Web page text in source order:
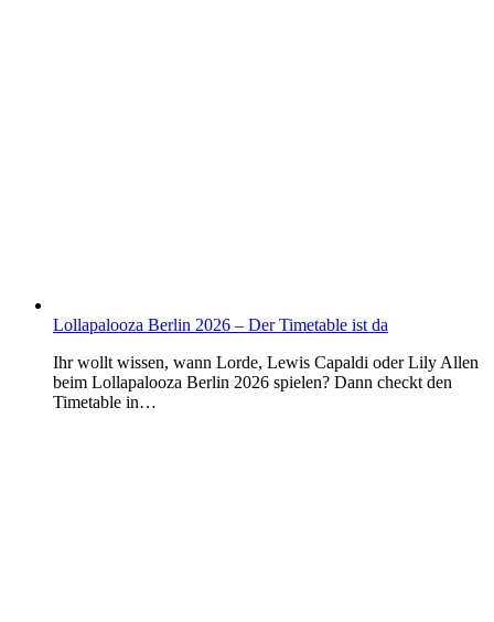
Lollapalooza Berlin 2026 – Der Timetable ist da
Ihr wollt wissen, wann Lorde, Lewis Capaldi oder Lily Allen
beim Lollapalooza Berlin 2026 spielen? Dann checkt den
Timetable in…